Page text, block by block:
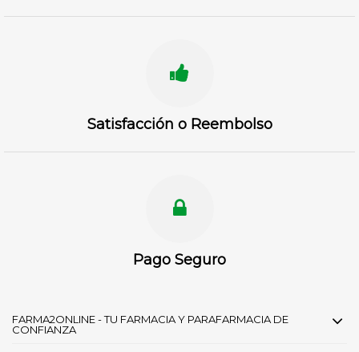
Satisfacción o Reembolso
Pago Seguro
FARMA2ONLINE - TU FARMACIA Y PARAFARMACIA DE
CONFIANZA